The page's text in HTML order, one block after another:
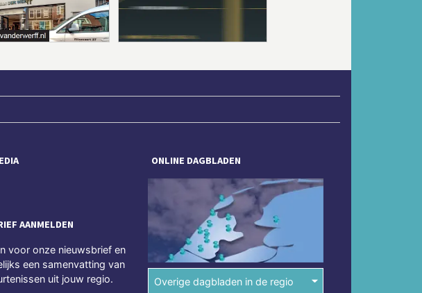
AANMELDEN
voor onze nieuwsbrief en
een samenvatting van
uit jouw regio.
ONLINE DAGBLADEN
Overige dagbladen in de regio